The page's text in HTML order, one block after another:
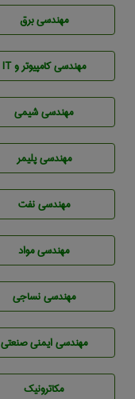
مهندسی برق
مهندسی كامپيوتر و IT
مهندسي شيمی
مهندسی پليمر
مهندسی نفت
مهندسی مواد
مهندسي نساجی
مهندسی ایمنی صنعتی
مکاترونیک